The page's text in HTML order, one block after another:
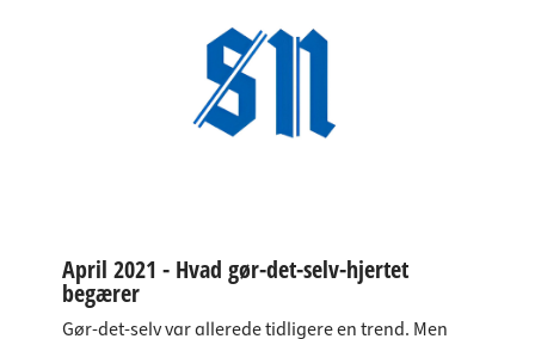
April 2021 - Hvad gør-det-selv-hjertet
begærer
Gør-det-selv var allerede tidligere en trend. Men